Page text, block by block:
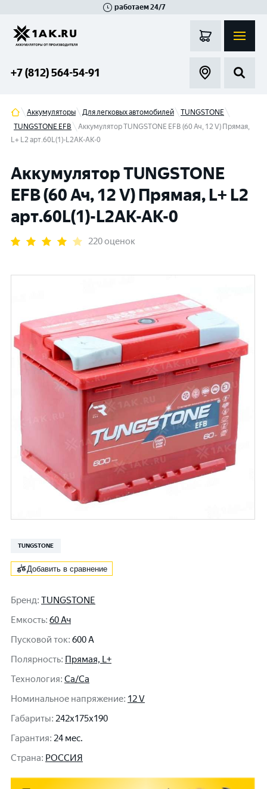
работаем 24/7
+7 (812) 564-54-91
Аккумуляторы Для легковых автомобилей
TUNGSTONE
TUNGSTONE EFB
Аккумулятор TUNGSTONE EFB (60 Ач, 12 V) Прямая,
L+ L2 арт.60L(1)-L2АК-АК-0
Аккумулятор TUNGSTONE
EFB (60 Ач, 12 V) Прямая, L+ L2
арт.60L(1)-L2АК-АК-0
220 оценок
TUNGSTONE
Добавить в сравнение
Бренд: TUNGSTONE
Емкость: 60 Ач
Пусковой ток: 600 A
Полярность: Прямая, L+
Технология: Ca/Ca
Номинальное напряжение: 12 V
Габариты: 242x175x190
Гарантия: 24 мес.
Cтрана: РОССИЯ
Гатчина